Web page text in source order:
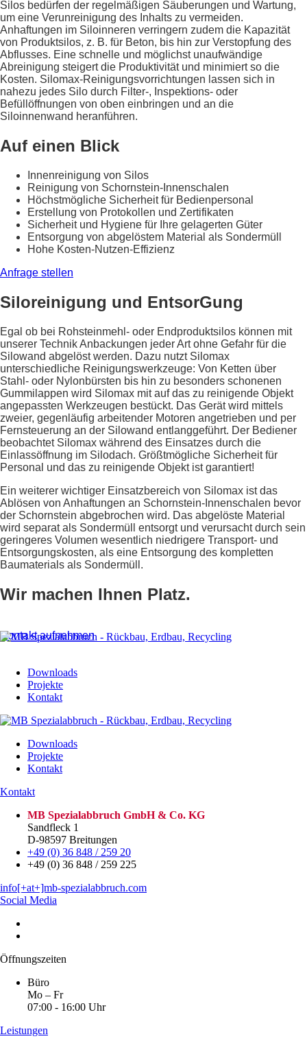
Silos bedürfen der regelmäßigen Säuberungen und Wartung,
um eine Verunreinigung des Inhalts zu vermeiden.
Anhaftungen im Siloinneren verringern zudem die Kapazität
von Produktsilos, z. B. für Beton, bis hin zur Verstopfung des
Abflusses. Eine schnelle und möglichst unaufwändige
Abreinigung steigert die Produktivität und minimiert so die
Kosten. Silomax-Reinigungsvorrichtungen lassen sich in
nahezu jedes Silo durch Filter-, Inspektions- oder
Befüllöffnungen von oben einbringen und an die
Siloinnenwand heranführen.
Auf einen Blick
Innenreinigung von Silos
Reinigung von Schornstein-Innenschalen
Höchstmögliche Sicherheit für Bedienpersonal
Erstellung von Protokollen und Zertifikaten
Sicherheit und Hygiene für Ihre gelagerten Güter
Entsorgung von abgelöstem Material als Sondermüll
Hohe Kosten-Nutzen-Effizienz
Anfrage stellen
Siloreinigung und EntsorGung
Egal ob bei Rohsteinmehl- oder Endproduktsilos können mit
unserer Technik Anbackungen jeder Art ohne Gefahr für die
Silowand abgelöst werden. Dazu nutzt Silomax
unterschiedliche Reinigungswerkzeuge: Von Ketten über
Stahl- oder Nylonbürsten bis hin zu besonders schonenen
Gummilappen wird Silomax mit auf das zu reinigende Objekt
angepassten Werkzeugen bestückt. Das Gerät wird mittels
zweier, gegenläufig arbeitender Motoren angetrieben und per
Fernsteuerung an der Silowand entlanggeführt. Der Bediener
beobachtet Silomax während des Einsatzes durch die
Einlassöffnung im Silodach. Größtmögliche Sicherheit für
Personal und das zu reinigende Objekt ist garantiert!
Ein weiterer wichtiger Einsatzbereich von Silomax ist das
Ablösen von Anhaftungen an Schornstein-Innenschalen bevor
der Schornstein abgebrochen wird. Das abgelöste Material
wird separat als Sondermüll entsorgt und verursacht durch sein
geringeres Volumen wesentlich niedrigere Transport- und
Entsorgungskosten, als eine Entsorgung des kompletten
Baumaterials als Sondermüll.
Wir machen Ihnen Platz.
Kontakt aufnehmen
Downloads
Projekte
Kontakt
Downloads
Projekte
Kontakt
Kontakt
MB Spezialabbruch GmbH & Co. KG
Sandfleck 1
D-98597 Breitungen
+49 (0) 36 848 / 259 20
+49 (0) 36 848 / 259 225
info[+at+]mb-spezialabbruch.com
Social Media
Öffnungszeiten
Büro
Mo – Fr
07:00 - 16:00 Uhr
Leistungen